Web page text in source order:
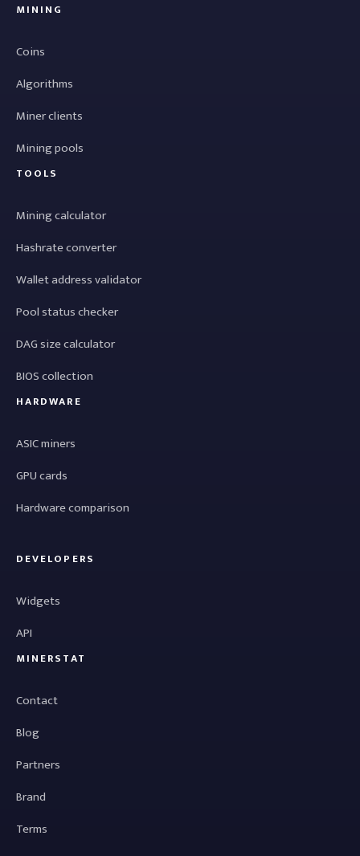
MINING
Coins
Algorithms
Miner clients
Mining pools
TOOLS
Mining calculator
Hashrate converter
Wallet address validator
Pool status checker
DAG size calculator
BIOS collection
HARDWARE
ASIC miners
GPU cards
Hardware comparison
DEVELOPERS
Widgets
API
MINERSTAT
Contact
Blog
Partners
Brand
Terms